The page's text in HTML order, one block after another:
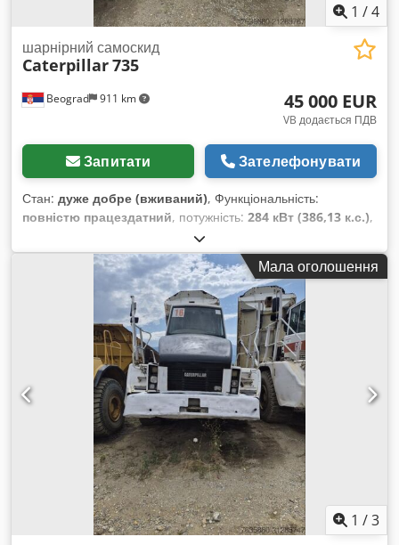
1 /4
Beograd 911 km
шарнірний самоскид
Caterpillar735
45 000 EUR
VB додається ПДВ
Запитати Зателефонувати
Стан: дуже добре (вживаний), Функціональність:
повністю працездатний, потужність: 284 кВт (386,13 к.с.),
, максимальна вага навантаження:
Рік виготовлення:2007, номер машини/транспортного
CAT00735VB1N00936, Самоскид у відмінному стані.
Chedpfx Ajylw Riebwsa
Мала оголошення
1 /3